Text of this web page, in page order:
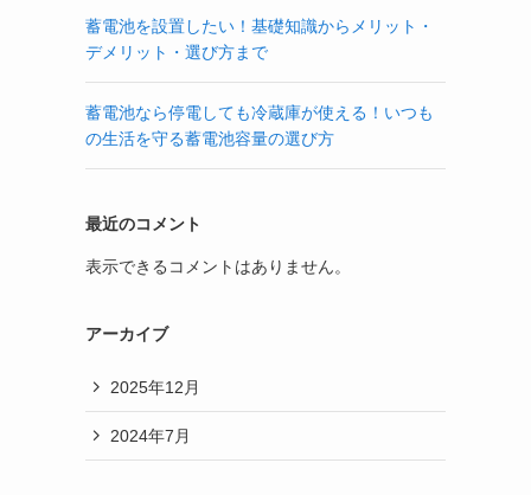
蓄電池を設置したい！基礎知識からメリット・
デメリット・選び方まで
蓄電池なら停電しても冷蔵庫が使える！いつも
の生活を守る蓄電池容量の選び方
最近のコメント
表示できるコメントはありません。
アーカイブ
2025年12月
2024年7月